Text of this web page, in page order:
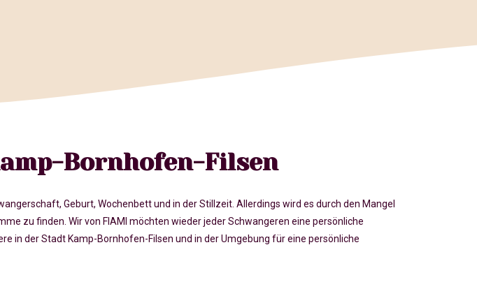
Bornhofen-Filsen
Geburt, Wochenbett und in der Stillzeit. Allerdings wird es durch den Mangel
zu finden. Wir von FIAMI möchten wieder jeder Schwangeren eine persönliche
in der Stadt Kamp-Bornhofen-Filsen und in der Umgebung für eine persönliche